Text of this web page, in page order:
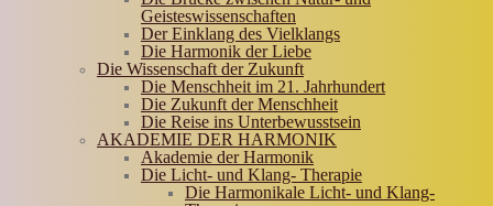
Geisteswissenschaften
Der Einklang des Vielklangs
Die Harmonik der Liebe
Die Wissenschaft der Zukunft
Die Menschheit im 21. Jahrhundert
Die Zukunft der Menschheit
Die Reise ins Unterbewusstsein
AKADEMIE DER HARMONIK
Akademie der Harmonik
Die Licht- und Klang- Therapie
Die Harmonikale Licht- und Klang-